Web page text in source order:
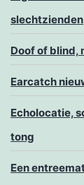
slechtzienden
Doof of blind,
Earcatch
Echolocatie,
tong
Een